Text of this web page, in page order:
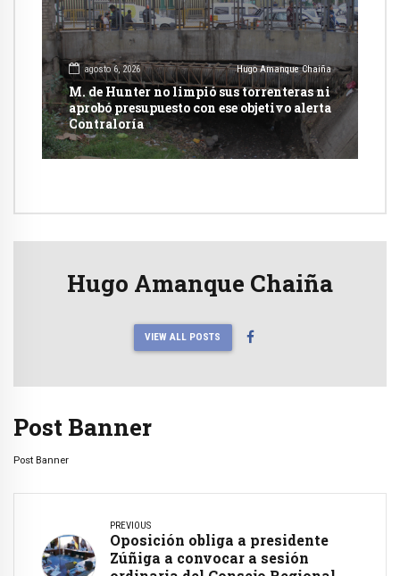
agosto 6, 2026 Hugo Amanque Chaiña
M. de Hunter no limpió sus torrenteras ni
aprobó presupuesto con ese objetivo alerta
Contraloría
Hugo Amanque Chaiña
VIEW ALL POSTS
Post Banner
Post Banner
PREVIOUS
Oposición obliga a presidente
Zúñiga a convocar a sesión